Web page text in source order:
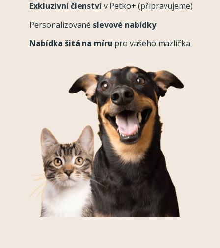
Exkluzivní členstvív Petko+ (připravujeme)
Personalizované slevové nabídky
Nabídka šitá na míru pro vašeho mazlíčka